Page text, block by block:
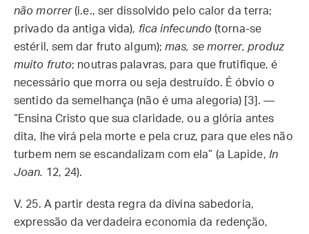
não morrer(i.e., ser dissolvido pelo calor da terra;
privado da antiga vida), fica infecundo(torna-se
estéril, sem dar fruto algum);mas, se morrer, produz
muito fruto; noutras palavras, para que frutifique, é
necessário que morra ou seja destruído. É óbvio o
sentido da semelhança (não é uma alegoria) [3]. —
“Ensina Cristo que sua claridade, ou a glória antes
dita, lhe virá pela morte e pela cruz, para que eles não
turbem nem se escandalizam com ela” (a Lapide, In
Joan. 12, 24).
V. 25. A partir desta regra da divina sabedoria,
expressão da verdadeira economia da redenção,